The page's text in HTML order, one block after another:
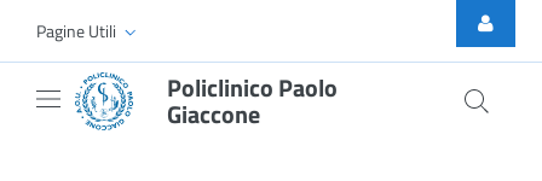
Skip to Main Content
Pagine Utili
Policlinico Paolo
Giaccone